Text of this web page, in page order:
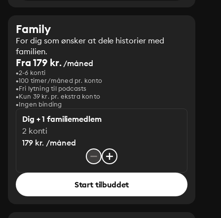
Family
For dig som ønsker at dele historier med
familien.
Fra 179 kr./måned
2-6 konti
100 timer/måned pr. konto
Fri lytning til podcasts
Kun 39 kr. pr. ekstra konto
Ingen binding
Dig + 1 familiemedlem
2 konti
179 kr. /måned
Start tilbuddet